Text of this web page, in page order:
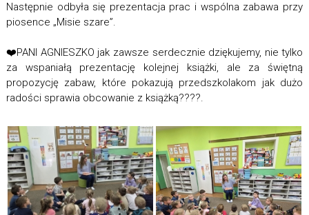
Następnie odbyła się prezentacja prac i wspólna zabawa przy
piosence „Misie szare”.
❤️PANI AGNIESZKO jak zawsze serdecznie dziękujemy, nie tylko
za wspaniałą prezentację kolejnej książki, ale za świętną
propozycję zabaw, które pokazują przedszkolakom jak dużo
radości sprawia obcowanie z książką????.